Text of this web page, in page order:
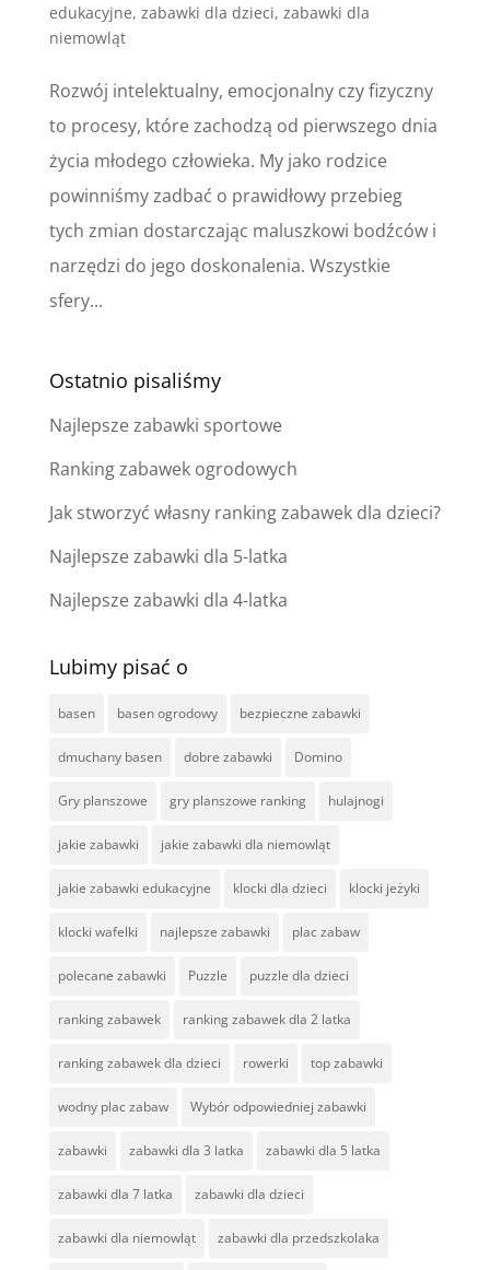
edukacyjne, zabawki dla dzieci, zabawki dla
niemowląt
Rozwój intelektualny, emocjonalny czy fizyczny
to procesy, które zachodzą od pierwszego dnia
życia młodego człowieka. My jako rodzice
powinniśmy zadbać o prawidłowy przebieg
tych zmian dostarczając maluszkowi bodźców i
narzędzi do jego doskonalenia. Wszystkie
sfery...
Ostatnio pisaliśmy
Najlepsze zabawki sportowe
Ranking zabawek ogrodowych
Jak stworzyć własny ranking zabawek dla dzieci?
Najlepsze zabawki dla 5-latka
Najlepsze zabawki dla 4-latka
Lubimy pisać o
basen basen ogrodowy bezpieczne zabawki
dmuchany basen dobre zabawki Domino
Gry planszowe gry planszowe ranking hulajnogi
jakie zabawki jakie zabawki dla niemowląt
jakie zabawki edukacyjne klocki dla dzieci klocki jeżyki
klocki wafelki najlepsze zabawki plac zabaw
polecane zabawki Puzzle puzzle dla dzieci
ranking zabawek ranking zabawek dla 2 latka
ranking zabawek dla dzieci rowerki top zabawki
wodny plac zabaw Wybór odpowiedniej zabawki
zabawki zabawki dla 3 latka zabawki dla 5 latka
zabawki dla 7 latka zabawki dla dzieci
zabawki dla niemowląt zabawki dla przedszkolaka